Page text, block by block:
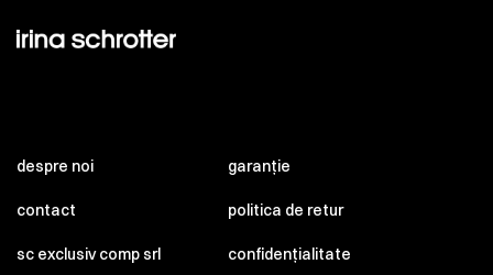
despre noi
contact
sc exclusiv comp srl
garanție
politica de retur
confidențialitate